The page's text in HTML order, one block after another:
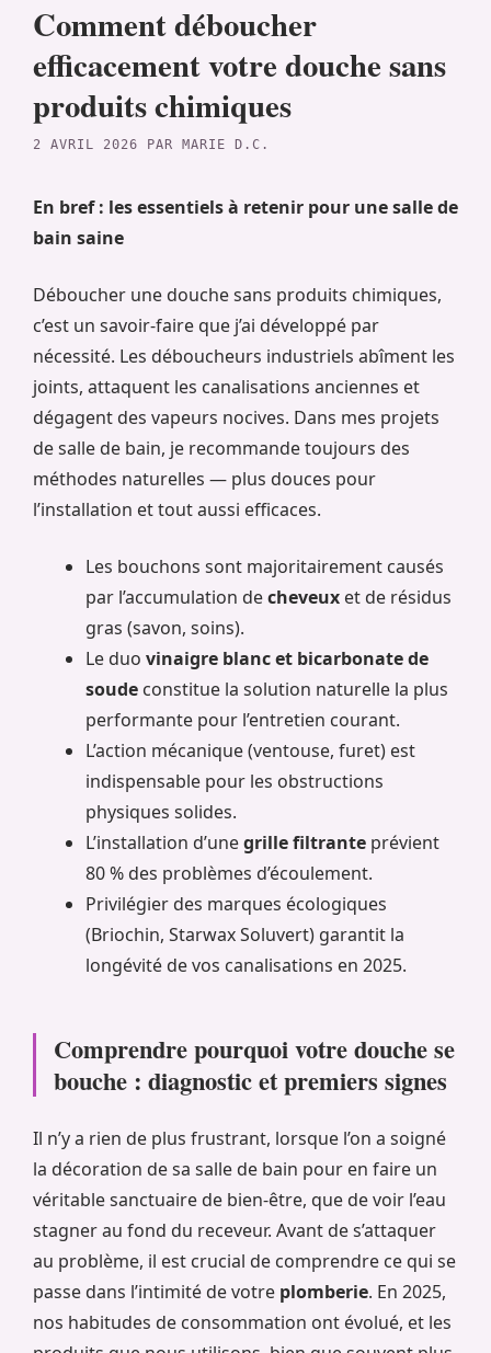
Comment déboucher
efficacement votre douche sans
produits chimiques
2 AVRIL 2026 PAR MARIE D.C.
En bref : les essentiels à retenir pour une salle de
bain saine
Déboucher une douche sans produits chimiques,
c’est un savoir-faire que j’ai développé par
nécessité. Les déboucheurs industriels abîment les
joints, attaquent les canalisations anciennes et
dégagent des vapeurs nocives. Dans mes projets
de salle de bain, je recommande toujours des
méthodes naturelles — plus douces pour
l’installation et tout aussi efficaces.
Les bouchons sont majoritairement causés
par l’accumulation decheveux et de résidus
gras (savon, soins).
Le duo vinaigre blanc et bicarbonate de
soude constitue la solution naturelle la plus
performante pour l’entretien courant.
L’action mécanique (ventouse, furet) est
indispensable pour les obstructions
physiques solides.
L’installation d’unegrille filtrante prévient
80 % des problèmes d’écoulement.
Privilégier des marques écologiques
(Briochin, Starwax Soluvert) garantit la
longévité de vos canalisations en 2025.
Comprendre pourquoi votre douche se
bouche : diagnostic et premiers signes
Il n’y a rien de plus frustrant, lorsque l’on a soigné
la décoration de sa salle de bain pour en faire un
véritable sanctuaire de bien-être, que de voir l’eau
stagner au fond du receveur. Avant de s’attaquer
au problème, il est crucial de comprendre ce qui se
passe dans l’intimité de votre plomberie. En 2025,
nos habitudes de consommation ont évolué, et les